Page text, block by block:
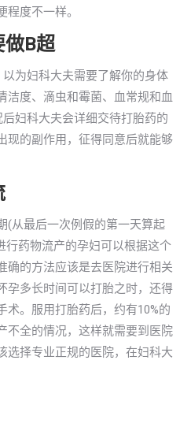
度不一样。
做B超
为妇科大夫需要了解你的身体
洁度、滴虫和霉菌、血常规和血
妇科大夫会详细交待打胎药的
现的副作用，征得同意后就能够
(从最后一次例假的第一天算起
行药物流产的孕妇可以根据这个
确的方法应该是去医院进行相关
孕多长时间可以打胎之时，还得
术。服用打胎药后，约有10%的
不全的情况，这样就需要到医院
选择专业正规的医院，在妇科大